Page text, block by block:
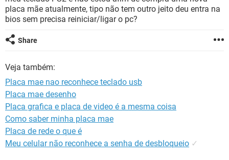
placa mãe atualmente, tipo não tem outro jeito deu entra na
bios sem precisa reiniciar/ligar o pc?
Share
Veja também:
Placa mae nao reconhece teclado usb
Placa mae desenho
Placa grafica e placa de video é a mesma coisa
Como saber minha placa mae
Placa de rede o que é
Meu celular não reconhece a senha de desbloqueio ✓